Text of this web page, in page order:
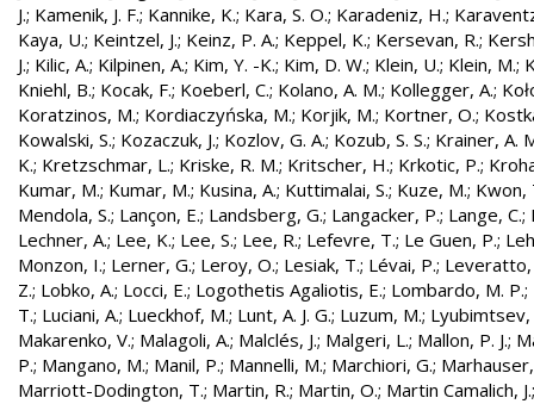
J.; Kamenik, J. F.; Kannike, K.; Kara, S. O.; Karadeniz, H.;
Kaya, U.; Keintzel, J.; Keinz, P. A.; Keppel, K.; Kersevan, R.;
J.; Kilic, A.; Kilpinen, A.; Kim, Y. -K.; Kim, D. W.; Klein, U.; Klein, M.;
Kniehl, B.; Kocak, F.; Koeberl, C.; Kolano, A. M.; Kollegger, A.;
Koratzinos, M.; Kordiaczyńska, M.; Korjik, M.; Kortner, O.;
Kowalski, S.; Kozaczuk, J.; Kozlov, G. A.; Kozub, S. S.; Krainer, A.
K.; Kretzschmar, L.; Kriske, R. M.; Kritscher, H.; Krkotic, P.;
Kumar, M.; Kumar, M.; Kusina, A.; Kuttimalai, S.; Kuze, M.; Kwon,
Mendola, S.; Lançon, E.; Landsberg, G.; Langacker, P.; Lange, C.;
Lechner, A.; Lee, K.; Lee, S.; Lee, R.; Lefevre, T.; Le Guen, P.;
Monzon, I.; Lerner, G.; Leroy, O.; Lesiak, T.; Lévai, P.; Leveratto,
Z.; Lobko, A.; Locci, E.; Logothetis Agaliotis, E.; Lombardo, M. P.;
T.; Luciani, A.; Lueckhof, M.; Lunt, A. J. G.; Luzum, M.; Lyubimtsev,
Makarenko, V.; Malagoli, A.; Malclés, J.; Malgeri, L.; Mallon, P. J.;
P.; Mangano, M.; Manil, P.; Mannelli, M.; Marchiori, G.;
Marriott-Dodington, T.; Martin, R.; Martin, O.; Martin Camalich, J.